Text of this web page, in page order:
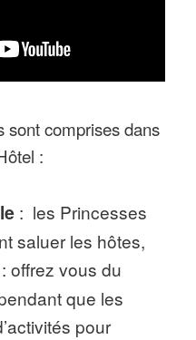
sont comprises dans
:
: les Princesses
saluer les hôtes,
offrez vous du
que les
pour